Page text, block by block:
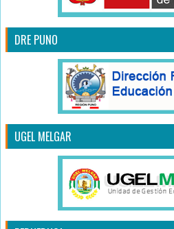
DRE PUNO
UGEL MELGAR